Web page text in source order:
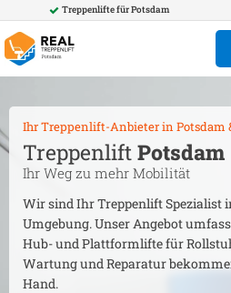
Treppenlifte fürPotsdam
Ihr Treppenlift-Anbieter in Potsdam
Treppenlift Potsdam
Ihr Weg zu mehr Mobilität
Wir sind Ihr Treppenlift Spezialist
Umgebung. Unser Angebot
Hub- und Plattformlifte für
Wartung und Reparatur
Hand.